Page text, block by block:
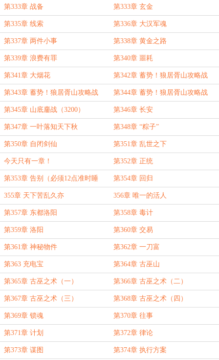
第333章 战备 第333章 玄金
第335章 线索 第336章 大汉军魂
第337章 两件小事 第338章 黄金之路
第339章 浪费有罪 第340章 噩耗
第341章 大烟花 第342章 蓄势！狼居胥山攻略战
（一）
第343章 蓄势！狼居胥山攻略战
（二）
第344章 蓄势！狼居胥山攻略战
（三）
第345章 山底鏖战（3200） 第346章 长安
第347章 一叶落知天下秋 第348章 “粽子”
第350章 自闭剑仙 第351章 乱世之下
今天只有一章！ 第352章 正统
第353章 告别（必须12点准时睡
觉！少一点明天补......）
第354章 回归
355章 天下苦乱久亦 356章 唯一的活人
第357章 东都洛阳 第358章 毒计
第359章 洛阳 第360章 交易
第361章 神秘物件 第362章 一刀富
第363 充电宝 第364章 古巫山
第365章 古巫之术（一） 第366章 古巫之术（二）
第367章 古巫之术（三） 第368章 古巫之术（四）
第369章 锁魂 第370章 往事
第371章 计划 第372章 律论
第373章 谋图 第374章 执行方案